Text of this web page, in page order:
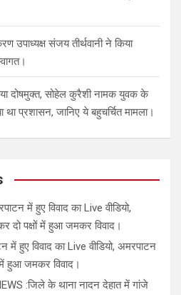
उपाध्यक्ष संजय तीर्थवानी ने किया
दोषमुक्त, सोहेल कुरैशी नामक युवक के
प्रशासन, जानिए ये बहुचर्चित मामला।
में हुए विवाद का Live वीडियो,
दो पक्षों में हुआ जमकर विवाद।
में हुए विवाद का Live वीडियो, अमरपाटन
में हुआ जमकर विवाद।
:जिले के थाना नादन देहात में गांजे